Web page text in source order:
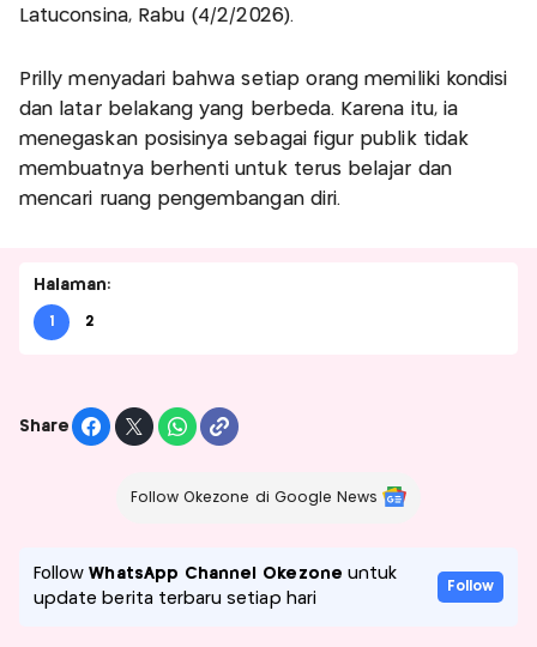
Latuconsina, Rabu (4/2/2026).
Prilly menyadari bahwa setiap orang memiliki kondisi
dan latar belakang yang berbeda. Karena itu, ia
menegaskan posisinya sebagai figur publik tidak
membuatnya berhenti untuk terus belajar dan
mencari ruang pengembangan diri.
Halaman:
1 2
Share
Follow Okezone di Google News
FollowWhatsApp Channel Okezone untuk
update berita terbaru setiap hari
Follow